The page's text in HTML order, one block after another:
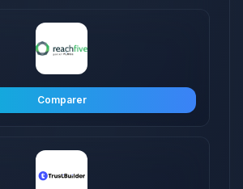
Comparer